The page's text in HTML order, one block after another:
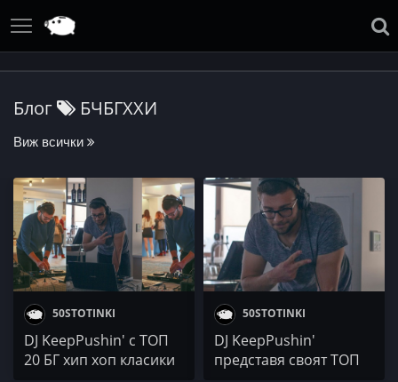
Блог БЧБГХХИ
Виж всички
50STOTINKI
DJ KeepPushin' с ТОП
20 БГ хип хоп класики
50STOTINKI
DJ KeepPushin'
представя своят ТОП